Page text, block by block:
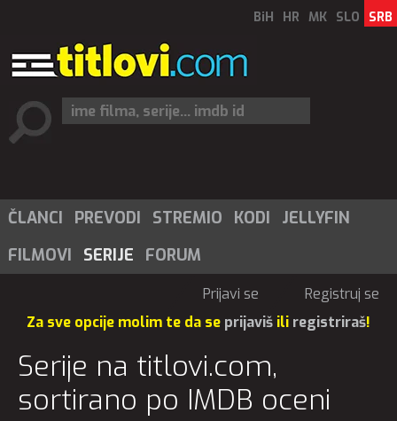
BiH HR MK SLO SRB
ČLANCI PREVODI STREMIO KODI
JELLYFIN
FILMOVI
SERIJE FORUM
Prijavi se
Registruj se
Za sve opcije molim te da se prijaviš ili registriraš!
Serije na titlovi.com,
sortirano po IMDB oceni